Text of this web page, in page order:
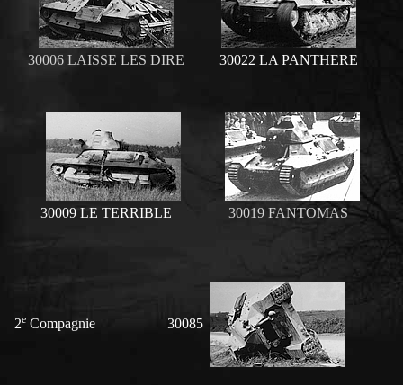
30006 LAISSE LES DIRE 30022 LA PANTHERE
30009 LE TERRIBLE 30019 FANTOMAS
2e Compagnie 30085